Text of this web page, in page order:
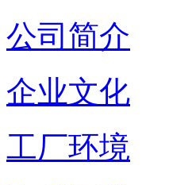
公司简介
企业文化
工厂环境